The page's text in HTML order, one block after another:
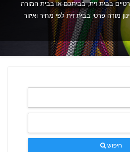
בבית זית, בביתכם או בבית המורה
מורה פרטי בבית זית לפי מחיר ואיזור
חיפוש